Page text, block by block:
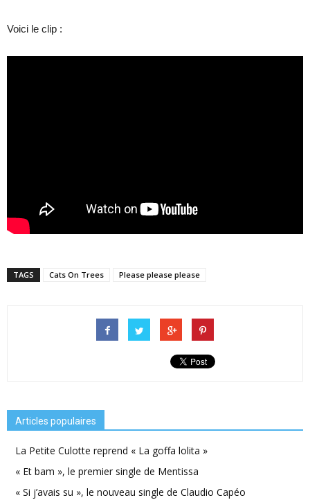
Voici le clip :
TAGS Cats On Trees Please please please
Articles populaires
La Petite Culotte reprend « La goffa lolita »
« Et bam », le premier single de Mentissa
« Si j’avais su », le nouveau single de Claudio Capéo